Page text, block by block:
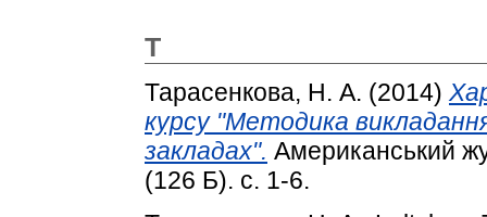
Т
Тарасенкова, Н. А. (2014)
курсу "Методика
закладах". Американський
(126 Б). с. 1-6.